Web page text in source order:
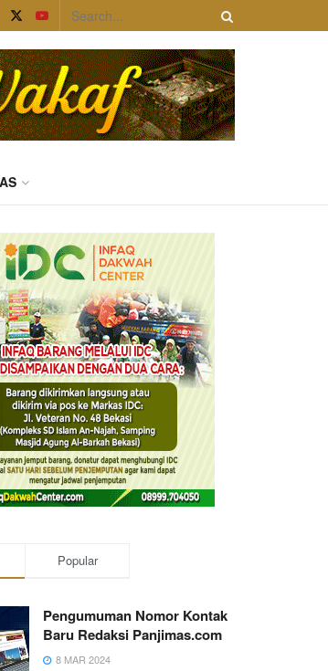
Popular
Pengumuman Nomor Kontak
Baru Redaksi Panjimas.com
8 MAR 2024